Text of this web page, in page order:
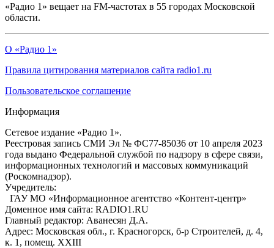
«Радио 1» вещает на FM-частотах в 55 городах Московской
области.
О «Радио 1»
Правила цитирования материалов сайта radio1.ru
Пользовательское соглашение
Информация
Сетевое издание «Радио 1».
Реестровая запись СМИ Эл № ФС77-85036 от 10 апреля 2023
года выдано Федеральной службой по надзору в сфере связи,
информационных технологий и массовых коммуникаций
(Роскомнадзор).
Учредитель:
ГАУ МО «Информационное агентство «Контент-центр»
Доменное имя сайта: RADIO1.RU
Главный редактор: Аванесян Д.А.
Адрес: Московская обл., г. Красногорск, б-р Строителей, д. 4,
к. 1, помещ. XXIII